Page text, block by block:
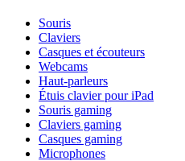
Souris
Claviers
Casques et écouteurs
Webcams
Haut-parleurs
Étuis clavier pour iPad
Souris gaming
Claviers gaming
Casques gaming
Microphones